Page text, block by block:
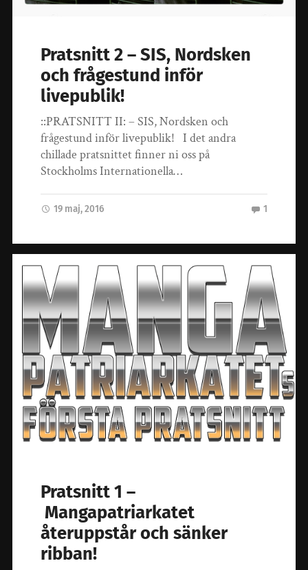
Pratsnitt 2 – SIS, Nordsken
och frågestund inför
livepublik!
::PRATSNITT II: – SIS, Nordsken och
frågestund inför livepublik! I det andra
chillade pratsnittet finner ni oss på
Stockholms Internationella…
19 maj, 2016 1
Pratsnitt 1 –
Mangapatriarkatet
återuppstår och sänker
ribban!